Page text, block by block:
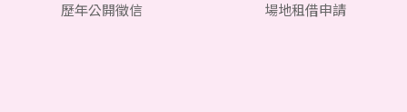
歷年公開徵信 場地租借申請